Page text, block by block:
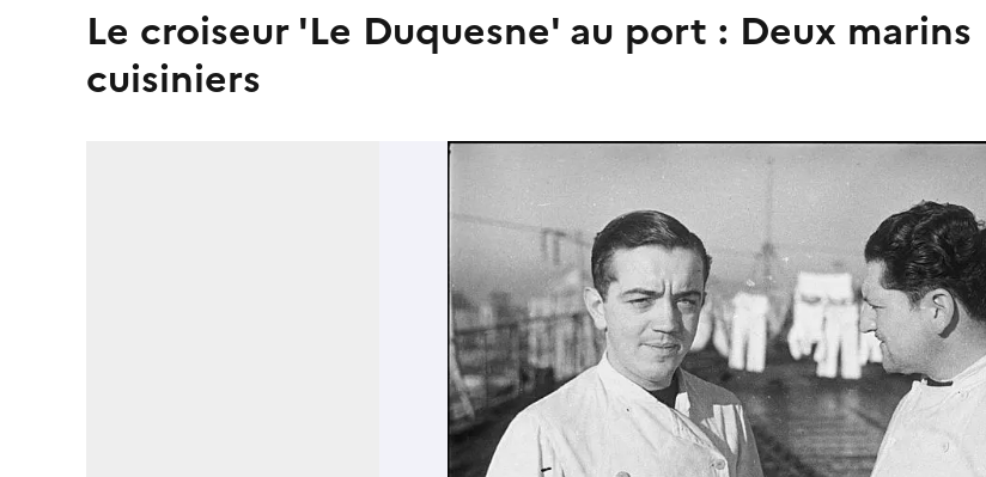
Le croiseur 'Le Duquesne' au port : Deux marins
cuisiniers